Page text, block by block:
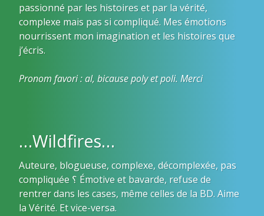
passionné par les histoires et par la vérité,
complexe mais pas si compliqué. Mes émotions
nourrissent mon imagination et les histoires que
j’écris.
Pronom favori : al, bicause poly et poli. Merci
…Wildfires…
Auteure, blogueuse, complexe, décomplexée, pas
compliquée ؟ Émotive et bavarde, refuse de
rentrer dans les cases, même celles de la BD. Aime
la Vérité. Et vice-versa.